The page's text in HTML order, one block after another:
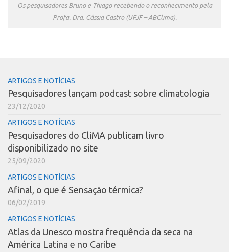
Os pesquisadores Bruno e Thiago recebendo o reconhecimento pela
Profa. Dra. Cássia Castro (UFJF – ABClima).
ARTIGOS E NOTÍCIAS
Pesquisadores lançam podcast sobre climatologia
23/12/2020
ARTIGOS E NOTÍCIAS
Pesquisadores do CliMA publicam livro
disponibilizado no site
25/09/2020
ARTIGOS E NOTÍCIAS
Afinal, o que é Sensação térmica?
06/02/2019
ARTIGOS E NOTÍCIAS
Atlas da Unesco mostra frequência da seca na
América Latina e no Caribe